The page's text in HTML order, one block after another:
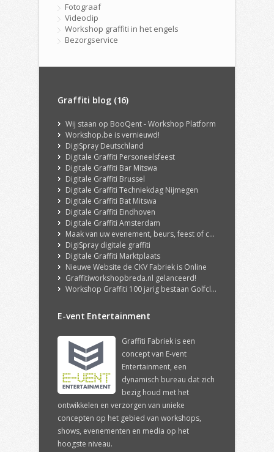
Fotograaf
Videoclip
Workshop graffiti in het engels
Bezorgservice
Graffiti blog (16)
Wij staan op BooQent - Workshop Platform
Workshop.be is vernieuwd!
DigiSpray Deutschland
Digitale Graffiti Personeelsfeest
Digitale Graffiti Bar Mitswa
Digitale Graffiti Brussel
Digitale Graffiti Techniekdag Nijmegen
Digitale Graffiti Bat Mitswa
Digitale Graffiti Eindhoven
Digitale Graffiti Amsterdam
Maak van uw evenement, beurs, feest of congres een echte ervaring met onze DigiSpray Digitale Graffiti Wall!
DigiSpray digitale graffiti
Digitale Graffiti Marktplaats
Nieuwe Website de CKV Fabriek is Online
Graffitiworkshopbreda.nl gelanceerd!
Workshop Graffiti 100 jarig bestaan Golfclub Hilversum
E-vent Entertainment
Graffiti Fabriek is een
concept van E-vent
Entertainment, een
dynamisch bureau dat zich
bezig houd met het
ontwikkelen en verzorgen van unieke
concepten op het gebied van workshops,
shows, evenementen en media op het
hoogste niveau.